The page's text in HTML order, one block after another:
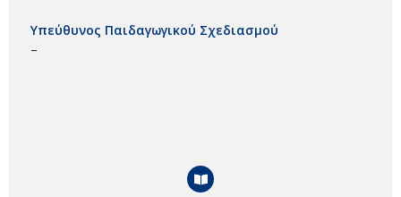
Υπεύθυνος Παιδαγωγικού Σχεδιασμού
–